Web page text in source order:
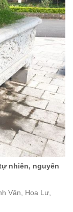
nhiên, nguyên
Vân, Hoa Lư,